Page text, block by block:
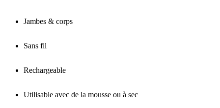
Jambes & corps
Sans fil
Rechargeable
Utilisable avec de la mousse ou à sec